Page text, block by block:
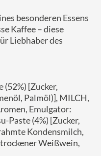
besonderen Essens
Kaffee – diese
Liebhaber des
[Zucker,
Palmöl)], MILCH,
Emulgator:
Paste (4%) [Zucker,
Kondensmilch,
Weißwein,